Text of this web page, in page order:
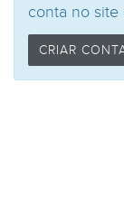
conta no site
CRIAR